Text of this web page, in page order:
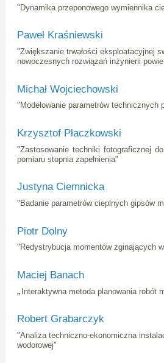
"Dynamika przeponowego wymiennika
Paweł Kraśniewski
"Zwiększanie trwałości eksploatacyjnej
nowoczesnych rozwiązań inżynierii
Michał Wojciechowski
"Modelowanie parametrów technicznych
Krzysztof Płaczkowski
"Zastosowanie techniki fotograficznej
pomiaru stopnia zapełnienia"
Justyna Ciemnicka
"Badanie parametrów cieplnych gipsów
Piotr Dolny
"Redystrybucja momentów zginających
Maciej Banach
„Interaktywna metoda planowania robót
Robert Grabarczyk
"Analiza techniczno-ekonomiczna
wodorowej"